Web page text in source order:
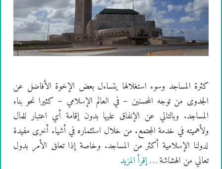
كثرة المساجد وسوء استغلالها يتساءل بعض الإخوة الأفاضل عن
الجدوى من توجه المحسنين – في العالم الإسلامي – كثيرا نحو بناء
المساجد. وبالتالي عن الإنفاق عليها بدون إقامة أي اعتبار للمال
ولأهميته في خدمة المجتمع. من خلال استثماره في أشياء أخرى مفيدة
لدولنا الإسلامية أكثر من المساجد. وخاصة إذا تعلق الأمر بدول
تعاني من الهشاشة …إقرأ المزيد